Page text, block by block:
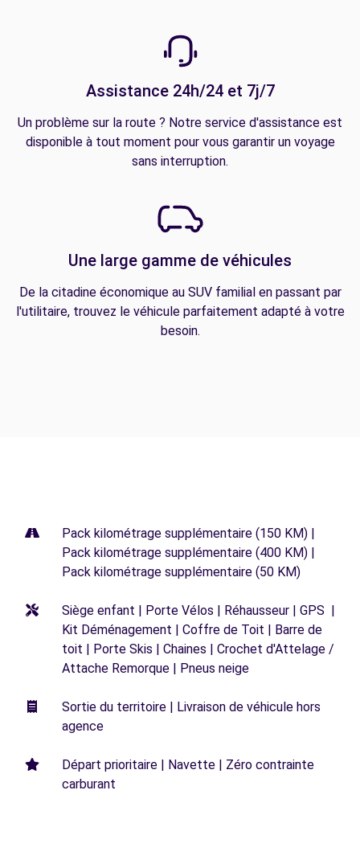
Assistance 24h/24 et 7j/7
Un problème sur la route ? Notre service d'assistance est
disponible à tout moment pour vous garantir un voyage
sans interruption.
Une large gamme de véhicules
De la citadine économique au SUV familial en passant par
l'utilitaire, trouvez le véhicule parfaitement adapté à votre
besoin.
Pack kilométrage supplémentaire (150 KM) |
Pack kilométrage supplémentaire (400 KM) |
Pack kilométrage supplémentaire (50 KM)
Siège enfant | Porte Vélos | Réhausseur | GPS |
Kit Déménagement | Coffre de Toit | Barre de
toit | Porte Skis | Chaines | Crochet d'Attelage /
Attache Remorque | Pneus neige
Sortie du territoire | Livraison de véhicule hors
agence
Départ prioritaire | Navette | Zéro contrainte
carburant